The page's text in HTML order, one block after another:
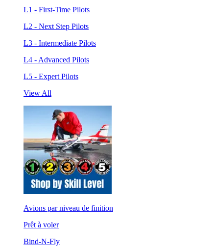
L1 - First-Time Pilots
L2 - Next Step Pilots
L3 - Intermediate Pilots
L4 - Advanced Pilots
L5 - Expert Pilots
View All
Avions par niveau de finition
Prêt à voler
Bind-N-Fly